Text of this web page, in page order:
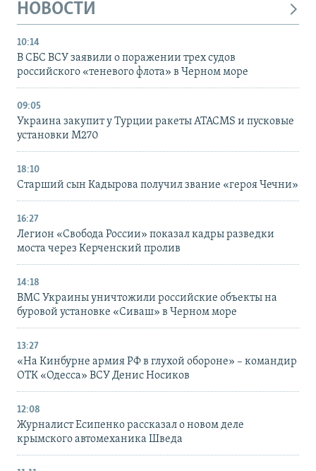
НОВОСТИ
10:14
В СБС ВСУ заявили о поражении трех судов
российского «теневого флота» в Черном море
09:05
Украина закупит у Турции ракеты ATACMS и пусковые
установки M270
18:10
Старший сын Кадырова получил звание «героя Чечни»
16:27
Легион «Свобода России» показал кадры разведки
моста через Керченский пролив
14:18
ВМС Украины уничтожили российские объекты на
буровой установке «Сиваш» в Черном море
13:27
«На Кинбурне армия РФ в глухой обороне» – командир
ОТК «Одесса» ВСУ Денис Носиков
12:08
Журналист Есипенко рассказал о новом деле
крымского автомеханика Шведа